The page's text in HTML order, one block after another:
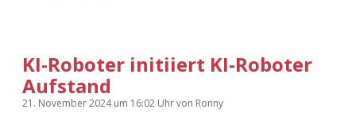
Adventskalender 2024
KI-Roboter initiiert KI-Roboter
Aufstand
21. November 2024um 16:02 Uhrvon Ronny